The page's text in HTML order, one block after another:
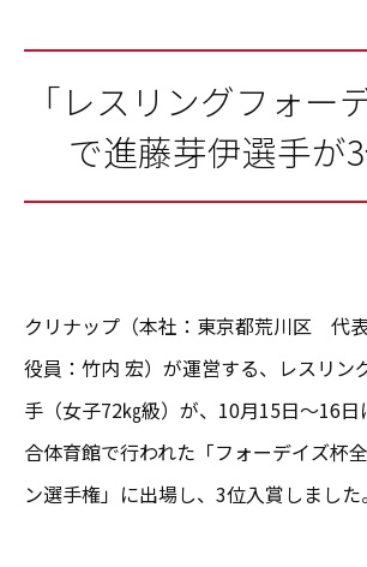
「レスリングフォー
で進藤芽伊選手が
クリナップ（本社：東京都荒川区 代
役員：竹内 宏）が運営する、レスリン
手（女子72㎏級）が、10月15日～16
合体育館で行われた「フォーデイズ杯
ン選手権」に出場し、3位入賞しました。